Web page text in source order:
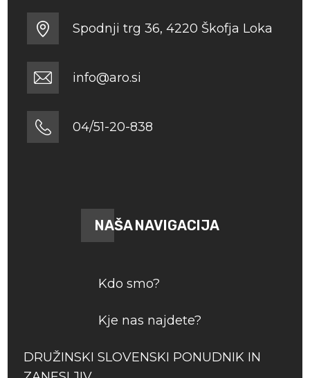
Spodnji trg 36, 4220 Škofja Loka
info@aro.si
04/51-20-838
NAŠA NAVIGACIJA
Kdo smo?
Kje nas najdete?
DRUŽINSKI SLOVENSKI PONUDNIK IN